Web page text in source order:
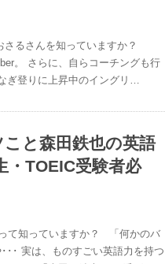
さるさんを知っていますか？
。 さらに、自らコーチングも行
登りに上昇中のイングリ…
と森田鉄也の英語
・TOEIC受験者必
て知っていますか？ 「何かのバ
･･ 実は、ものすごい英語力を持つ